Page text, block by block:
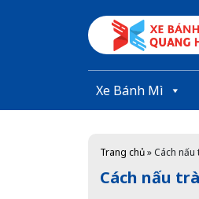
Xe Bánh Mì
Trang chủ»Cách nấu
Cách nấu